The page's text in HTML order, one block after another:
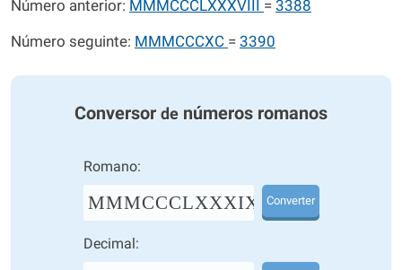
Número anterior: MMMCCCLXXXVIII = 3388
Número seguinte: MMMCCCXC = 3390
Conversor de números romanos
Romano:
MMMCCCLXXXIX Converter
Decimal: